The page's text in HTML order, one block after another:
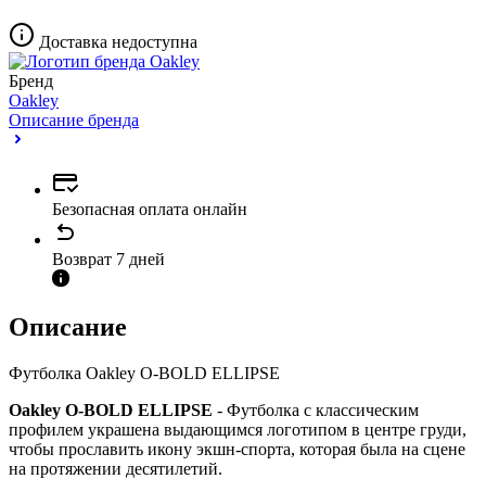
Доставка недоступна
Бренд
Oakley
Описание бренда
Безопасная оплата онлайн
Возврат 7 дней
Описание
Футболка Oakley O-BOLD ELLIPSE
Oakley O-BOLD ELLIPSE - Футболка с классическим
профилем украшена выдающимся логотипом в центре груди,
чтобы прославить икону экшн-спорта, которая была на сцене
на протяжении десятилетий.